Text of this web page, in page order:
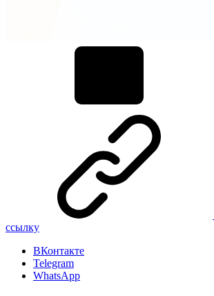
ссылку
ВКонтакте
Telegram
WhatsApp